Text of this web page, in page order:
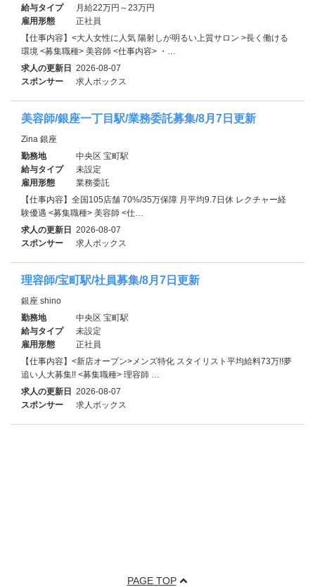
給与タイプ
月給22万円～23万円
雇用形態
正社員
【仕事内容】<大人女性に人気 陽射しが明るい上質サロン >長く働ける
環境 <募集職種> 美容師 <仕事内容> ・…
求人の更新日 2026-08-07
スポンサー
求人ボックス
美容師/銀座一丁目駅/業務委託募集/8月7日更新
Zina 銀座
勤務地
中央区 宝町駅
給与タイプ
未設定
雇用形態
業務委託
【仕事内容】全国105店舗 70%/35万保障 月平均9.7日休 レクチャー経
験優遇 <募集職種> 美容師 <仕…
求人の更新日 2026-08-07
スポンサー
求人ボックス
理容師/宝町駅/社員募集/8月7日更新
銀座 shino
勤務地
中央区 宝町駅
給与タイプ
未設定
雇用形態
正社員
【仕事内容】<新店オープン>メンズ特化‪ スタイリスト平均給料73万!!夢
追い人大募集!! <募集職種> 理容師 …
求人の更新日 2026-08-07
スポンサー
求人ボックス
PAGE TOP